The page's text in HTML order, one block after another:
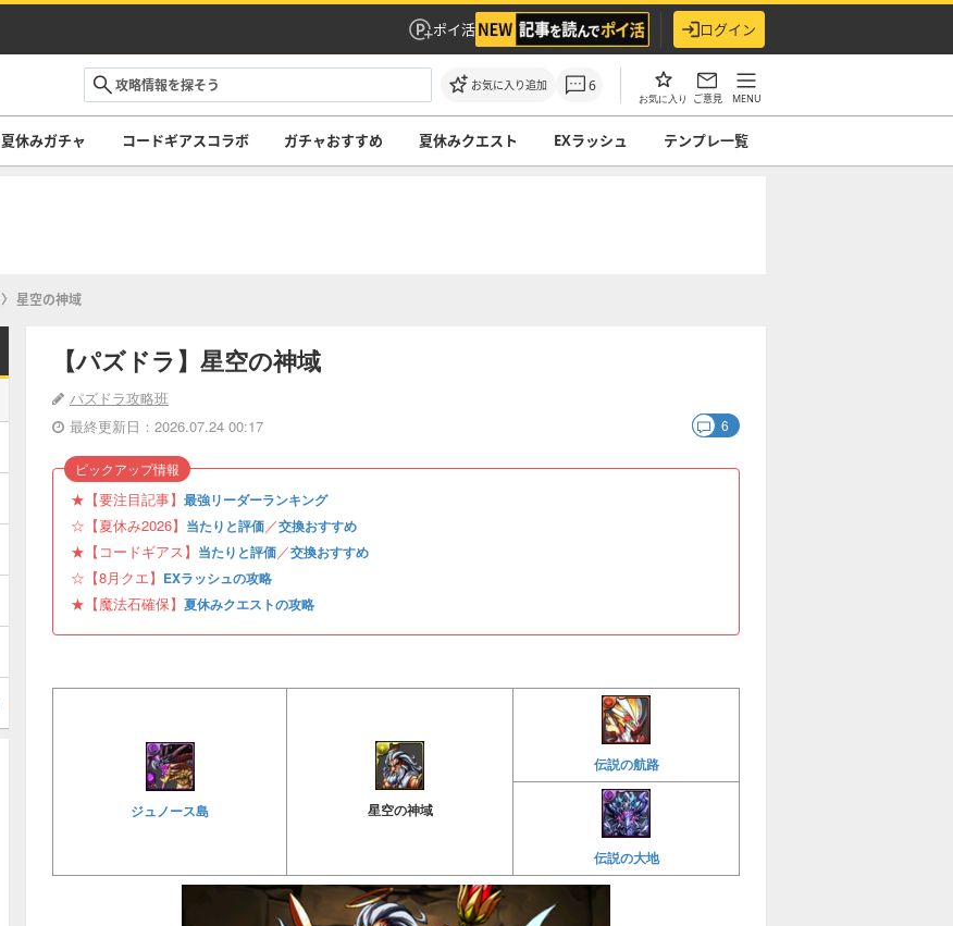
ポイ活 ログイン
お気に入り追加 6
お気に入り ご意見 MENU
夏休みガチャ コードギアスコラボ ガチャおすすめ 夏休みクエスト EXラッシュ テンプレ一覧
星空の神域
【パズドラ】星空の神域
パズドラ攻略班
最終更新日：2026.07.24 00:17
6
★【要注目記事】 最強リーダーランキング
☆【夏休み2026】 当たりと評価／交換おすすめ
★【コードギアス】 当たりと評価／交換おすすめ
☆【8月クエ】 EXラッシュの攻略
★【魔法石確保】 夏休みクエストの攻略
ピックアップ情報
ジュノース島 星空の神域
伝説の航路
伝説の大地